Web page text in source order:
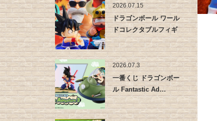
2026.07.15
ドラゴンボール ワール
ドコレクタブルフィギ
ュア -…
2026.07.3
一番くじ ドラゴンボー
ル Fantastic Ad…